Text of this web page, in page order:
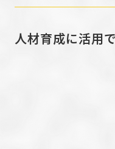
人材育成に活用